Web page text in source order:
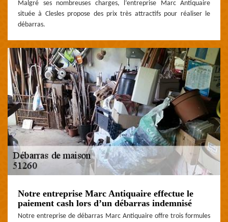
Malgré ses nombreuses charges, l’entreprise Marc Antiquaire
située à Clesles propose des prix très attractifs pour réaliser le
débarras.
Notre entreprise Marc Antiquaire effectue le
paiement cash lors d’un débarras indemnisé
Notre entreprise de débarras Marc Antiquaire offre trois formules